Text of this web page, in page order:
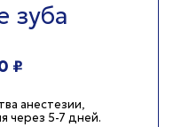
зуба
₽
анестезии,
через 5-7 дней.